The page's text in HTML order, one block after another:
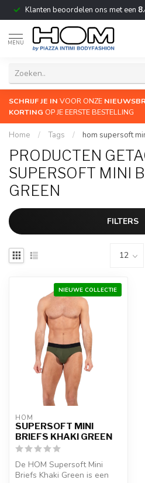
Klanten beoordelen ons met een
MENU
SCHRIJF JE IN VOOR ONZE
KORTING OP JE EERSTE BESTELLING
Home / Tags / hom supersoft
PRODUCTEN
SUPERSOFT MINI
GREEN
FILTERS
NIEUWE COLLECTIE
HOM
SUPERSOFT MINI
BRIEFS KHAKI GREEN
De HOM Supersoft Mini
Briefs Khaki Green is een